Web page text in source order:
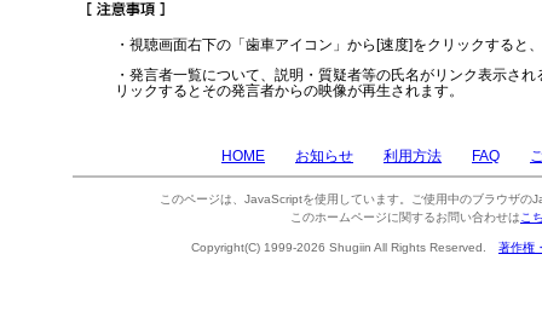
・視聴画面右下の「歯車アイコン」から[速度]をクリックすると
・発言者一覧について、説明・質疑者等の氏名がリンク表示さ
リックするとその発言者からの映像が再生されます。
HOME お知らせ 利用方法 FAQ
このページは、JavaScriptを使用しています。ご使用中のブラウザの
このホームページに関するお問い合わせは こ
Copyright(C) 1999-2026 Shugiin All Rights Reserved. 著作権